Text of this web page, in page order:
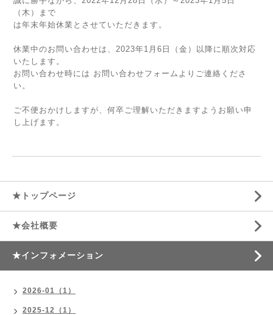
（木）まで
は年末年始休業とさせていただきます。
休業中のお問い合わせは、2023年1月6日（金）以降に順次対応
いたします。
お問い合わせ時には お問い合わせフォームよりご連絡くださ
い。
ご不便おかけしますが、何卒ご理解いただきますようお願い申
し上げます。
★トップページ
★会社概要
★インフォメーション
2026-01（1）
2025-12（1）